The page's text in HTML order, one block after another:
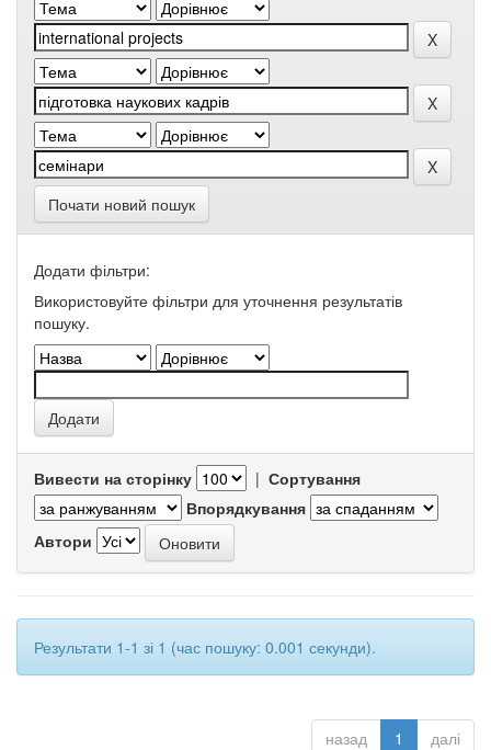
Почати новий пошук
Додати фільтри:
Використовуйте фільтри для уточнення результатів
пошуку.
Вивести на сторінку | Сортування
Впорядкування
Автори
Результати 1-1 зі 1 (час пошуку: 0.001 секунди).
назад 1 далі